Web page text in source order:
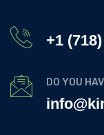
+1
DO YOU